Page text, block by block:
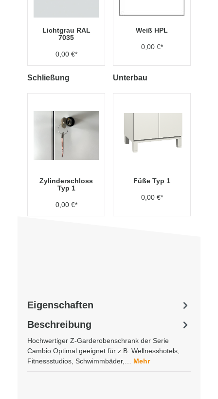
Lichtgrau RAL
7035
0,00 €*
Weiß HPL
0,00 €*
Schließung
Zylinderschloss
Typ 1
0,00 €*
Unterbau
Füße Typ 1
0,00 €*
Beschreibung
Hochwertiger Z-Garderobenschrank der Serie
Cambio Optimal geeignet für z.B. Wellnesshotels,
Fitnessstudios, Schwimmbäder,… Mehr
Eigenschaften